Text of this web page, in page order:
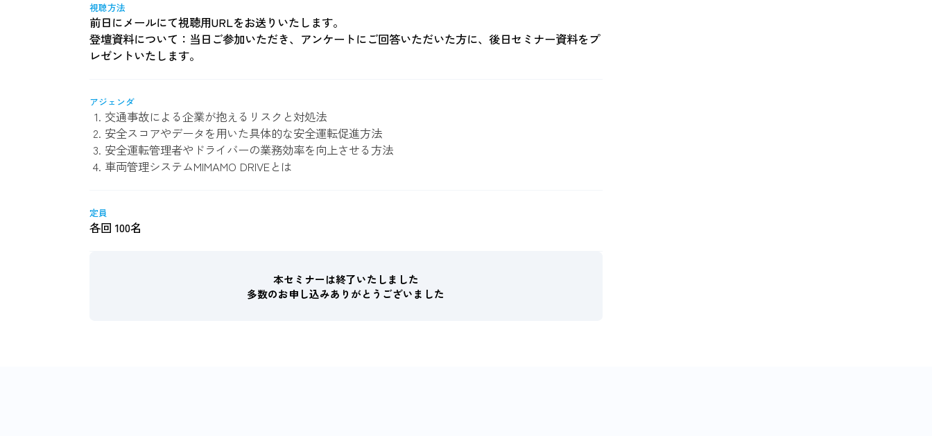
視聴方法
前日にメールにて視聴用URLをお送りいたします。
登壇資料について：当日ご参加いただき、アンケートにご回答いただいた方に、後日セミナー資料をプ
レゼントいたします。
アジェンダ
交通事故による企業が抱えるリスクと対処法
安全スコアやデータを用いた具体的な安全運転促進方法
安全運転管理者やドライバーの業務効率を向上させる方法
車両管理システムMIMAMO DRIVEとは
定員
各回 100名
本セミナーは終了いたしました
多数のお申し込みありがとうございました